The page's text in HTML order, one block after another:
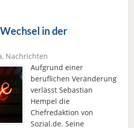
in der
, Nachrichten
Aufgrund einer
beruflichen Veränderung
verlässt Sebastian
Hempel die
Chefredaktion von
Sozial.de. Seine